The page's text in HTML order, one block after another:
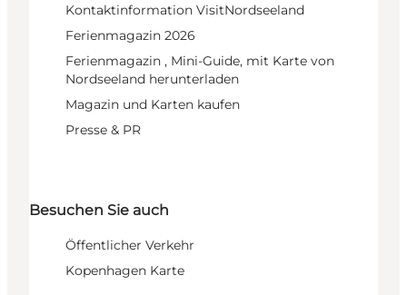
Kontaktinformation VisitNordseeland
Ferienmagazin 2026
Ferienmagazin , Mini-Guide, mit Karte von
Nordseeland herunterladen
Magazin und Karten kaufen
Presse & PR
Besuchen Sie auch
Öffentlicher Verkehr
Kopenhagen Karte